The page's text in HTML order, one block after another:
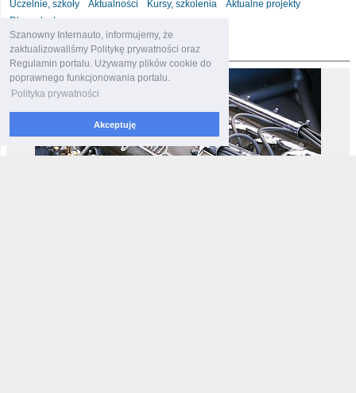
Szanowny Internauto, informujemy, że
zaktualizowaliśmy Politykę prywatności oraz
Regulamin portalu. Używamy plików cookie do
poprawnego funkcjonowania portalu.
Polityka prywatności
Akceptuję
Uczelnie, szkoły Aktualności Kursy, szkolenia
Aktualne projekty
Dla malucha
motoryzacja